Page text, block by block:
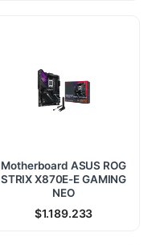
Motherboard ASUS ROG
STRIX X870E-E GAMING
NEO
$1.189.233